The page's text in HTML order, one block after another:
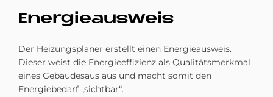
En­er­gie­aus­weis
Der Heizungsplaner erstellt einen Energie­ausweis.
Dieser weist die Energieeffizienz als Qualitäts­merkmal
eines Gebäudesaus aus und macht somit den
Energiebedarf „sichtbar“.